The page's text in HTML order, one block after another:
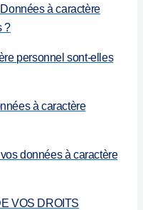
à caractère
?
personnel sont-elles
à caractère
données à caractère
VOS DROITS